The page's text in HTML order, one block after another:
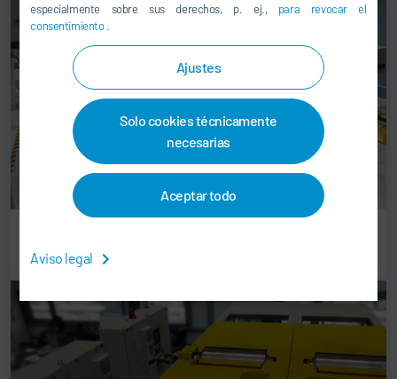
especialmente sobre sus derechos, p. ej., para revocar el
consentimiento.
Ajustes
Solo cookies técnicamente
necesarias
Aceptar todo
Aviso legal